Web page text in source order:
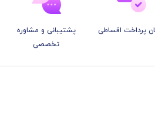
پرداخت اقساطی
پشتیبانی و مشاوره
تخصصی